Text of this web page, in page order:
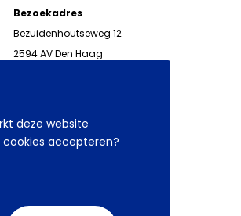
deze website
accepteren?
Bezoekadres
Bezuidenhoutseweg 12
2594 AV Den Haag
werkgeverslijn@awvn.nl